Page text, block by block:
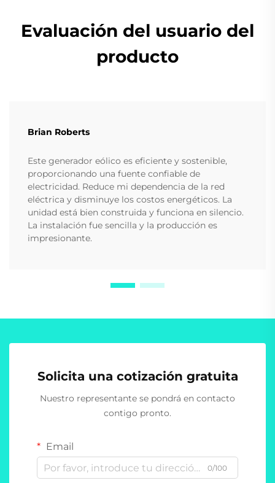
Evaluación del usuario del
producto
Brian Roberts
Este generador eólico es eficiente y sostenible,
proporcionando una fuente confiable de
electricidad. Reduce mi dependencia de la red
eléctrica y disminuye los costos energéticos. La
unidad está bien construida y funciona en silencio.
La instalación fue sencilla y la producción es
impresionante.
Solicita una cotización gratuita
Nuestro representante se pondrá en contacto
contigo pronto.
Email
0/100